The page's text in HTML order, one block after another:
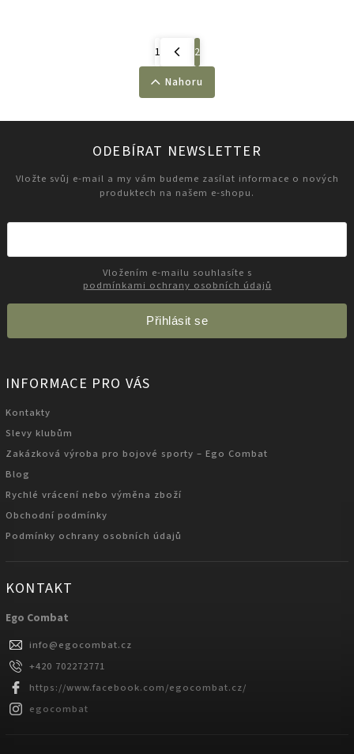
1
2
Nahoru
ODEBÍRAT NEWSLETTER
Vložte svůj e-mail a my vám budeme zasílat informace o nových
produktech na našem e-shopu.
podmínkami ochrany osobních údajů
Přihlásit se
INFORMACE PRO VÁS
Kontakty
Slevy klubům
Zakázková výroba pro bojové sporty – Ego Combat
Blog
Rychlé vrácení nebo výměna zboží
Obchodní podmínky
Podmínky ochrany osobních údajů
KONTAKT
Ego Combat
info@egocombat.cz
+420 702272771
https://www.facebook.com/egocombat.cz/
egocombat